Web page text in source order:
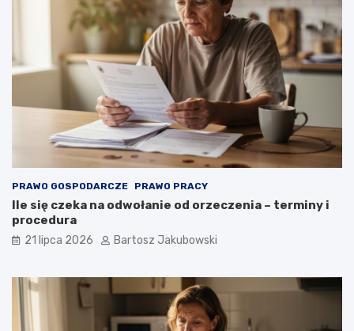
PRAWO GOSPODARCZE PRAWO PRACY
Ile się czeka na odwołanie od orzeczenia – terminy i
procedura
21 lipca 2026 Bartosz Jakubowski